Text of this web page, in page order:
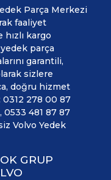
Parça Merkezi
faaliyet
kargo
parça
garantili,
sizlere
doğru hizmet
0312 278 00 87
481 87 87
Volvo Yedek
GRUP